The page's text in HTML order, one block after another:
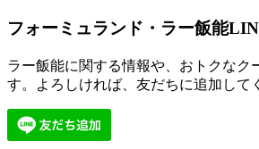
フォーミュランド・ラー飯能
ラー飯能に関する情報や、おトクなク
す。よろしければ、友だちに追加して